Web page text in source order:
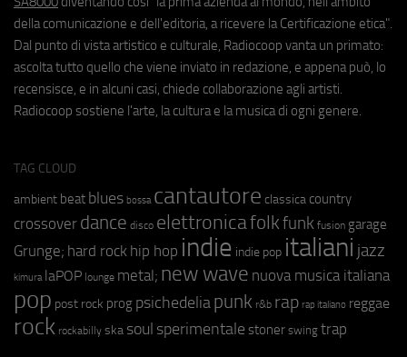
della comunicazione e dell'editoria, a ricevere la Certificazione etica".
Dal punto di vista artistico e culturale, Radiocoop vanta un primato:
ascolta tutto quello che viene inviato in redazione, e appena può, lo
recensisce, e in alcuni casi, chiede collaborazione agli artisti.
Radiocoop sostiene l'arte, la cultura e la musica di ogni genere.
TAG CLOUD
ambient beat blues bossa cantautore classica country
crossover dance disco elettronicafolkfunk fusion garage
Grunge; hard rock hip hop indie indie pop italiani jazz
kimura laPOP lounge metal; new wave nuova musica italiana
pop post rock prog psichedeliapunk r&b rap rap italiano reggae
rock rockabilly ska soul sperimentale stoner swing trap